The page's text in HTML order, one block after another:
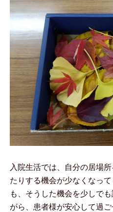
入院生活では、自分の居場
たりする機会が少なくなっ
も、そうした機会を少しで
がら、患者様が安心して過